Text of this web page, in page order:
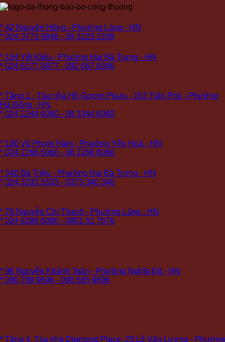
* 42 Nguyên Hồng - Phường Láng - HN
* 024 3773 9846 - 09 3223 2299
* 104 Yết Kiêu - Phường Hai Bà Trưng - HN
* 024 6277 8877 - 092 667 6996
* Tầng 1 - Tòa nhà Hồ Gươm Plaza - 102 Trần Phú - Phường
Hà Đông - HN
* 024 2244 6060 - 09 3344 6060
* 100 Vũ Phạm Hàm - Phường Yên Hoà - HN
* 024 2266 6060 - 08 2266 6060
* 340 Bà Triệu - Phường Hai Bà Trưng - HN
* 024 3333 5533 - 0373 340 340
* 76 Nguyễn Chí Thanh - Phường Láng - HN
* 024 6288 6060 - 0901 01 7676
* 96 Nguyễn Khánh Toàn - Phường Nghĩa Đô - HN
* 090 789 9696 - 090 565 9696
* Tầng 4, Tòa nhà Diamond Place, 25 Lê Văn Lương - Phường